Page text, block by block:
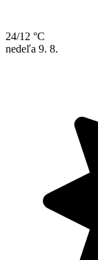
24/12 °C
nedeľa 9. 8.